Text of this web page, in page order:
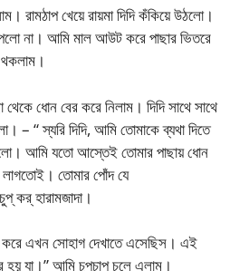
রামঠাপ খেয়ে রায়মা দিদি কঁকিয়ে উঠলো।
না। আমি মাল আউট করে পাছার ভিতরে
থকলাম।
থেকে ধোন বের করে নিলাম। দিদি সাথে সাথে
– “ স্যরি দিদি, আমি তোমাকে ব্যথা দিতে
আমি যতো আস্তেই তোমার পাছায় ধোন
লাগতোই। তোমার পোঁদ যে
হারামজাদা।
করে এখন সোহাগ দেখাতে এসেছিস। এই
হয় যা।” আমি চুপচাপ চলে এলাম।